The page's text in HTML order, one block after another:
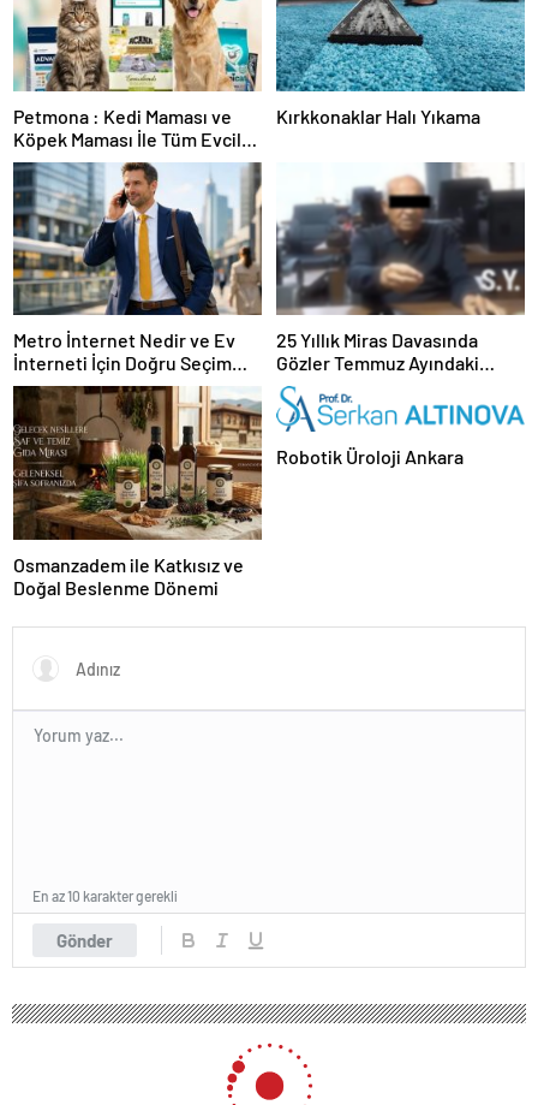
Petmona : Kedi Maması ve
Köpek Maması İle Tüm Evcil
Hayvan Ürünleri
Kırkkonaklar Halı Yıkama
Metro İnternet Nedir ve Ev
İnterneti İçin Doğru Seçim
Nasıl Yapılır
25 Yıllık Miras Davasında
Gözler Temmuz Ayındaki
Karar Duruşmasına Çevrildi
Osmanzadem ile Katkısız ve
Doğal Beslenme Dönemi
Robotik Üroloji Ankara
Gönder
En az 10 karakter gerekli